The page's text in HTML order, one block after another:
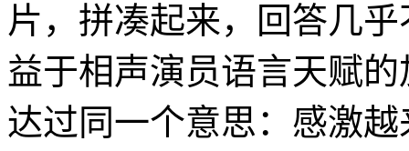
片，拼凑起来，回答几
益于相声演员语言天赋
达过同一个意思：感激